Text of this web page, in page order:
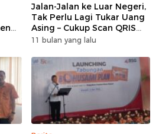
Jalan-Jalan ke Luar Negeri,
Tak Perlu Lagi Tukar Uang
Asing – Cukup Scan QRIS
Pakai BRImo
11 bulan yang lalu